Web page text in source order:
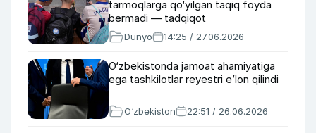
tarmoqlarga qo‘yilgan taqiq foyda
bermadi — tadqiqot
Dunyo 14:25 / 27.06.2026
O‘zbekistonda jamoat ahamiyatiga
ega tashkilotlar reyestri e’lon qilindi
O‘zbekiston 22:51 / 26.06.2026